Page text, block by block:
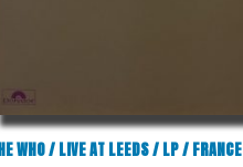
WHO / LIVE AT LEEDS / LP / FRANCE